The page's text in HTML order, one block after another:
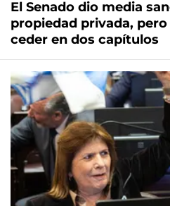
El Senado dio media
propiedad privada,
ceder en dos capítulos